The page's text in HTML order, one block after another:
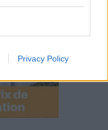
Privacy Policy